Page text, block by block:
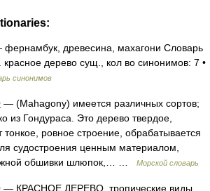
древесина, махагони Словарь
красное дерево сущ., кол во синонимов: 7 •
синонимов
— (Mahagony) имеется различных сортов;
из Гондураса. Это дерево твердое,
тонкое, ровное строение, обрабатывается
судостроения ценным материалом,
обшивки шлюпок,… …
Морской словарь
— КРАСНОЕ ДЕРЕВО, тропические виды